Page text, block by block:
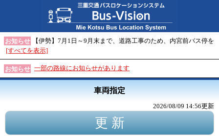
お知らせ
【伊勢】7月1日～9月末まで、道路工事のため、内宮前バス停を
[すべてを表示]
お知らせ 一部の路線にお知らせがあります
車両指定
2026/08/09 14:56更新